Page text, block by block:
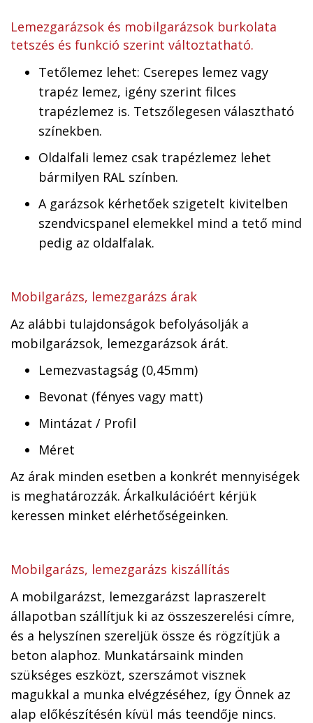
Lemezgarázsok és mobilgarázsok burkolata
tetszés és funkció szerint változtatható.
Tetőlemez lehet: Cserepes lemez vagy
trapéz lemez, igény szerint filces
trapézlemez is. Tetszőlegesen választható
színekben.
Oldalfali lemez csak trapézlemez lehet
bármilyen RAL színben.
A garázsok kérhetőek szigetelt kivitelben
szendvicspanel elemekkel mind a tető mind
pedig az oldalfalak.
Mobilgarázs, lemezgarázs árak
Az alábbi tulajdonságok befolyásolják a
mobilgarázsok, lemezgarázsok árát.
Lemezvastagság (0,45mm)
Bevonat (fényes vagy matt)
Mintázat / Profil
Méret
Az árak minden esetben a konkrét mennyiségek
is meghatározzák. Árkalkulációért kérjük
keressen minket elérhetőségeinken.
Mobilgarázs, lemezgarázs kiszállítás
A mobilgarázst, lemezgarázst lapraszerelt
állapotban szállítjuk ki az összeszerelési címre,
és a helyszínen szereljük össze és rögzítjük a
beton alaphoz. Munkatársaink minden
szükséges eszközt, szerszámot visznek
magukkal a munka elvégzéséhez, így Önnek az
alap előkészítésén kívül más teendője nincs.